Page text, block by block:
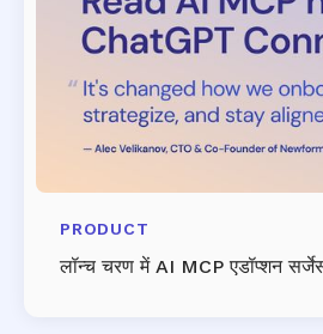
PRODUCT
लॉन्च चरण में AI MCP एडॉप्शन